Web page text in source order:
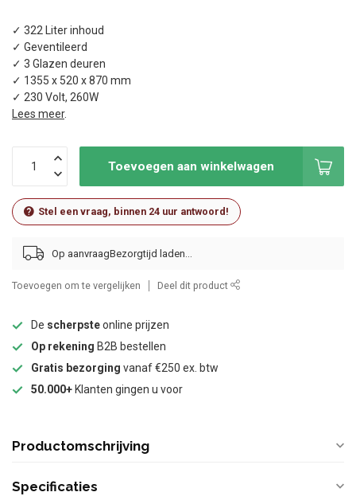
✓ 322 Liter inhoud
✓ Geventileerd
✓ 3 Glazen deuren
✓ 1355 x 520 x 870 mm
✓ 230 Volt, 260W
Lees meer.
Toevoegen aan winkelwagen
Stel een vraag, binnen 24 uur antwoord!
Op aanvraag
Toevoegen om te vergelijken Deel dit product
De scherpsteonline prijzen
Op rekening B2B bestellen
Gratis bezorging vanaf €250 ex. btw
50.000+ Klanten gingen u voor
Productomschrijving
Specificaties